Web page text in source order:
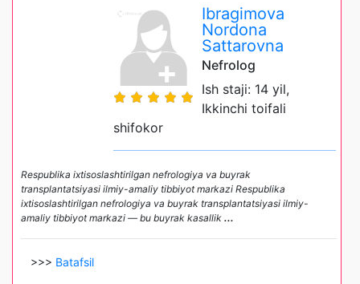
Ibragimova
Nordona
Sattarovna
Nefrolog
Ish staji: 14 yil,
Ikkinchi toifali
shifokor
Respublika ixtisoslashtirilgan nefrologiya va buyrak
transplantatsiyasi ilmiy-amaliy tibbiyot markazi Respublika
ixtisoslashtirilgan nefrologiya va buyrak transplantatsiyasi ilmiy-
amaliy tibbiyot markazi — bu buyrak kasallik ...
>>> Batafsil